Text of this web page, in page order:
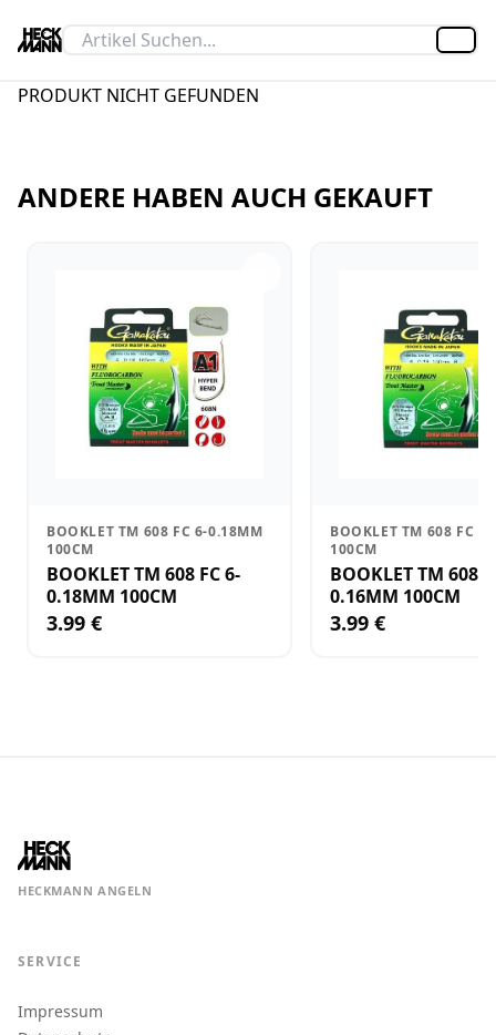
PRODUKT NICHT GEFUNDEN
ANDERE HABEN AUCH GEKAUFT
BOOKLET TM 608 FC 6-0.18MM
100CM
BOOKLET TM 608 FC 6-
0.18MM 100CM
3.99 €
BOOKLET TM 608 FC
100CM
BOOKLET TM 608 FC
0.16MM 100CM
3.99 €
HECKMANN ANGELN
SERVICE
Impressum